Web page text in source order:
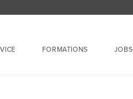
FORMATIONS JOBS